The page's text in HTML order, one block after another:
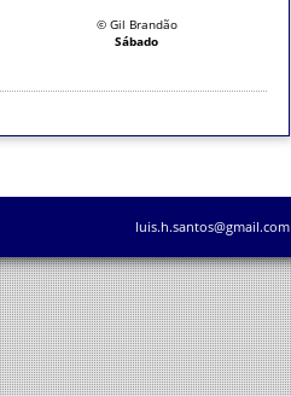
© Gil Brandão
Sábado
luis.h.santos@gmail.com